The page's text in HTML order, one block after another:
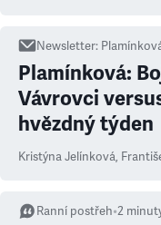
Newsletter:
Plamínková:
Vávrovci
hvězdný týden
Kristýna Jelínková,
Ranní postřeh•2